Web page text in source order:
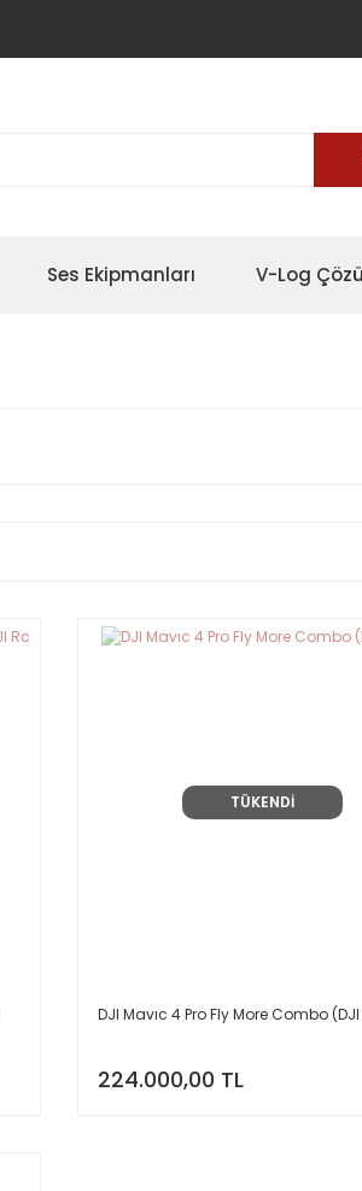
Ses Ekipmanları V-Log
TÜKENDİ
DJI Mavıc 4 Pro Fly More Combo
224.000,00 TL